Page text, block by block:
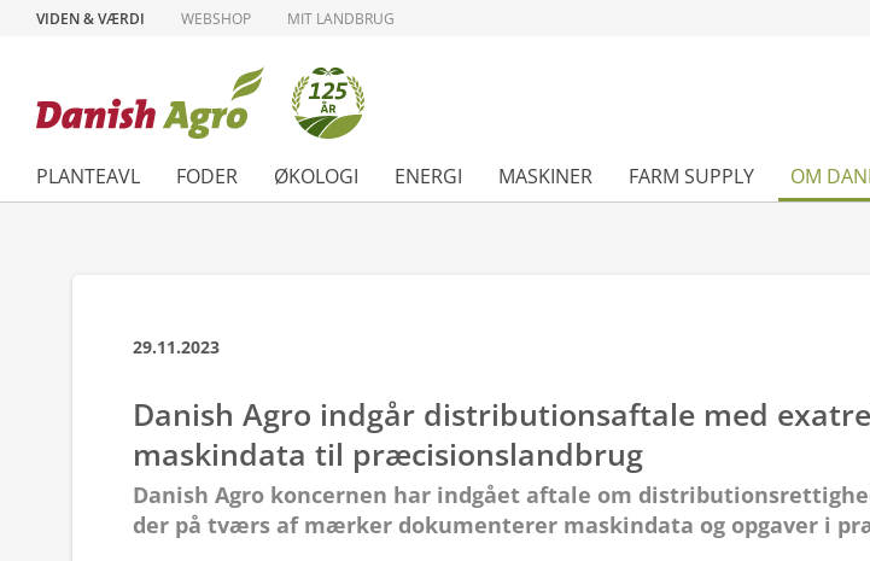
VIDEN & VÆRDI WEBSHOP MIT LANDBRUG
PLANTEAVL FODER ØKOLOGI ENERGI MASKINER FARM SUPPLY OM
29.11.2023
Danish Agro indgår distributionsaftale med
maskindata til præcisionslandbrug
Danish Agro koncernen har indgået aftale om
der på tværs af mærker dokumenterer maskindata og opgaver i